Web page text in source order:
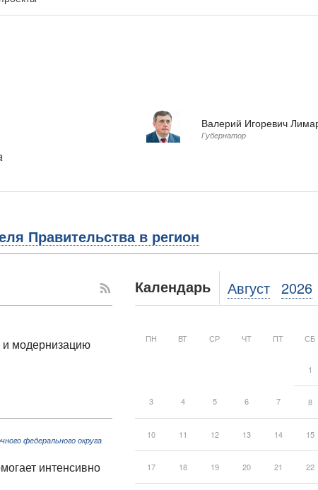
Валерий Игоревич
Губернатор
Правительства в регион
и модернизацию
федерального округа
интенсивно
Календарь Август 2026
ПН ВТ СР ЧТ ПТ СБ
1
3 4 5 6 7 8
10 11 12 13 14 15
17 18 19 20 21 22